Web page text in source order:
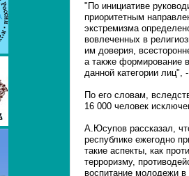
"По инициативе
приоритетным
экстремизма
вовлеченных в
им доверия,
а также формирование
данной категории лиц",
По его словам,
16 000 человек
А.Юсупов рассказал,
республике ежегодно
такие аспекты, как
терроризму,
воспитание молодежи в